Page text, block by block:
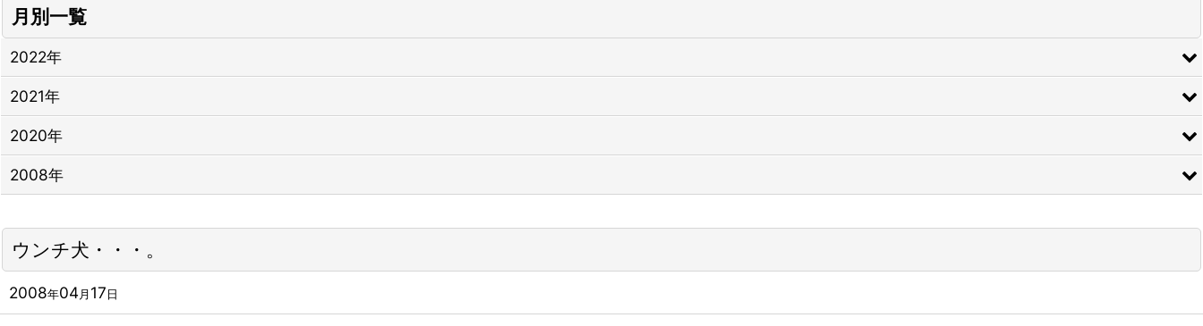
ウンチ犬・・・。
2008年04 月17日
月別一覧
2022年
2021年
2020年
2008年